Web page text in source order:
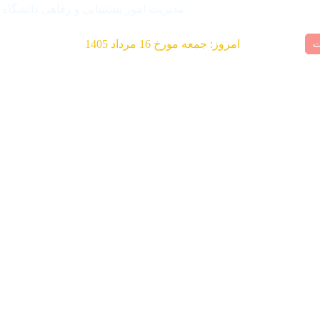
امروز: جمعه مورخ 16 مرداد 1405